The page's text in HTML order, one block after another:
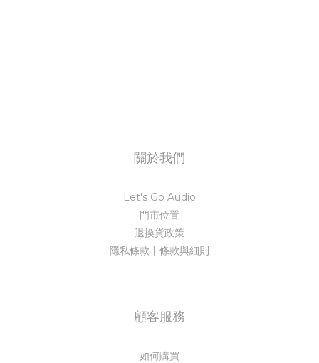
關於我們
Let's Go Audio
門市位置
退換貨政策
隱私條款丨條款與細則
顧客服務
如何購買